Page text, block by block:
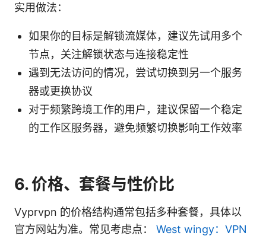
实用做法：
如果你的目标是解锁流媒体，建议先试用多个
节点，关注解锁状态与连接稳定性
遇到无法访问的情况，尝试切换到另一个服务
器或更换协议
对于频繁跨境工作的用户，建议保留一个稳定
的工作区服务器，避免频繁切换影响工作效率
6. 价格、套餐与性价比
Vyprvpn 的价格结构通常包括多种套餐，具体以
官方网站为准。常见考虑点： West wingy：VPN